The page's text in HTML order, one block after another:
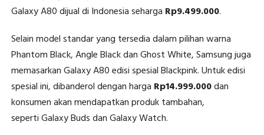
Galaxy A80 dijual di Indonesia seharga Rp9.499.000.
Selain model standar yang tersedia dalam pilihan warna
Phantom Black, Angle Black dan Ghost White, Samsung juga
memasarkan Galaxy A80 edisi spesial Blackpink. Untuk edisi
spesial ini, dibanderol dengan harga Rp14.999.000dan
konsumen akan mendapatkan produk tambahan,
seperti Galaxy Buds dan Galaxy Watch.